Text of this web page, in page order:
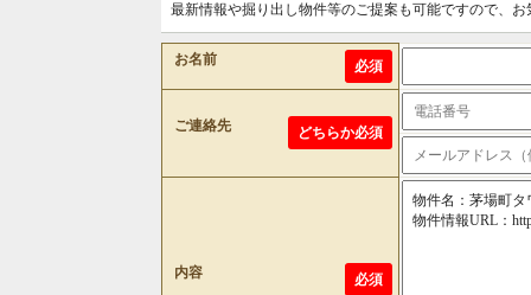
最新情報や掘り出し物件等のご提案も可能ですので、
お名前 必須
ご連絡先 どちらか必須
内容 必須